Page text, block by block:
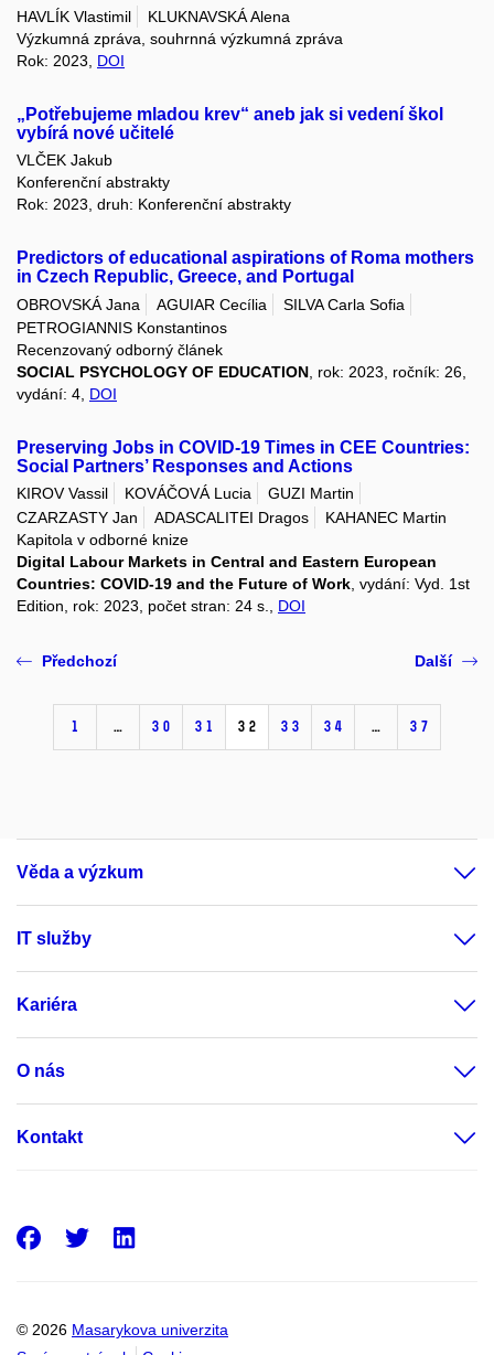
HAVLÍK Vlastimil
KLUKNAVSKÁ Alena
Výzkumná zpráva, souhrnná výzkumná zpráva
Rok: 2023, DOI
„Potřebujeme mladou krev“ aneb jak si vedení škol
vybírá nové učitelé
VLČEK Jakub
Konferenční abstrakty
Rok: 2023, druh: Konferenční abstrakty
Predictors of educational aspirations of Roma mothers
in Czech Republic, Greece, and Portugal
OBROVSKÁ Jana AGUIAR Cecília
SILVA Carla Sofia
PETROGIANNIS Konstantinos
Recenzovaný odborný článek
SOCIAL PSYCHOLOGY OF EDUCATION , rok: 2023, ročník: 26,
vydání: 4, DOI
Preserving Jobs in COVID-19 Times in CEE Countries:
Social Partners’ Responses and Actions
KIROV Vassil KOVÁČOVÁ Lucia
GUZI Martin
CZARZASTY Jan
ADASCALITEI Dragos
KAHANEC Martin
Kapitola v odborné knize
Digital Labour Markets in Central and Eastern European
Countries: COVID-19 and the Future of Work , vydání: Vyd. 1st
Edition, rok: 2023, počet stran: 24 s., DOI
Předchozí
1 … 30 31 32 33 34 … 37
Další
Věda a výzkum
IT služby
Kariéra
O nás
Kontakt
© 2026 Masarykova univerzita
Facebook
Twitter
LinkedIn